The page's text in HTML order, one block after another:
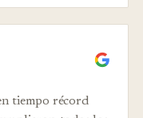
tiempo récord